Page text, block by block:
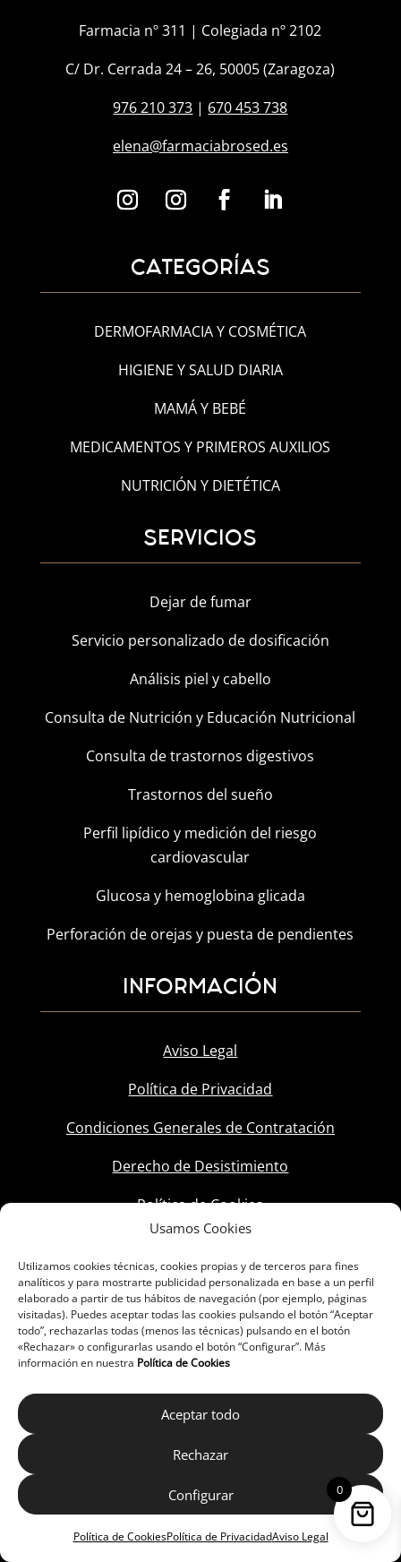
Usamos Cookies
Utilizamos cookies técnicas, cookies propias y de terceros para fines
analíticos y para mostrarte publicidad personalizada en base a un perfil
elaborado a partir de tus hábitos de navegación (por ejemplo, páginas
visitadas). Puedes aceptar todas las cookies pulsando el botón “Aceptar
todo”, rechazarlas todas (menos las técnicas) pulsando en el botón
«Rechazar» o configurarlas usando el botón “Configurar”. Más
información en nuestra Política de Cookies
Aceptar todo
Rechazar
Configurar
Política de CookiesPolítica de PrivacidadAviso Legal
Farmacia nº 311 | Colegiada nº 2102
C/ Dr. Cerrada 24 – 26, 50005 (Zaragoza)
976 210 373 | 670 453 738
elena@farmaciabrosed.es
CATEGORÍAS
DERMOFARMACIA Y COSMÉTICA
HIGIENE Y SALUD DIARIA
MAMÁ Y BEBÉ
MEDICAMENTOS Y PRIMEROS AUXILIOS
NUTRICIÓN Y DIETÉTICA
SERVICIOS
Dejar de fumar
Servicio personalizado de dosificación
Análisis piel y cabello
Consulta de Nutrición y Educación Nutricional
Consulta de trastornos digestivos
Trastornos del sueño
Perfil lipídico y medición del riesgo
cardiovascular
Glucosa y hemoglobina glicada
Perforación de orejas y puesta de pendientes
INFORMACIÓN
Aviso Legal
Política de Privacidad
Condiciones Generales de Contratación
Derecho de Desistimiento
Política de Cookies
0